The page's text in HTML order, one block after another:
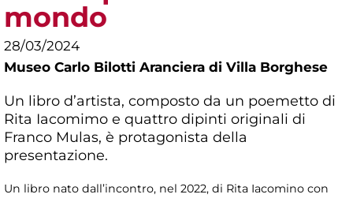
mondo
28/03/2024
Museo Carlo Bilotti Aranciera di Villa Borghese
Un libro d’artista, composto da un poemetto di
Rita Iacomimo e quattro dipinti originali di
Franco Mulas, è protagonista della
presentazione.
Un libro nato dall’incontro, nel 2022, di Rita Iacomino con